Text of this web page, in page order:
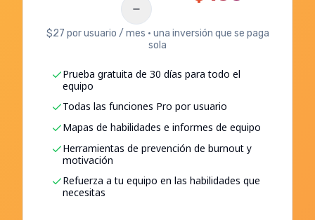
$27 por usuario / mes · una inversión que se paga
sola
Prueba gratuita de 30 días para todo el
equipo
Todas las funciones Pro por usuario
Mapas de habilidades e informes de equipo
Herramientas de prevención de burnout y
motivación
Refuerza a tu equipo en las habilidades que
necesitas